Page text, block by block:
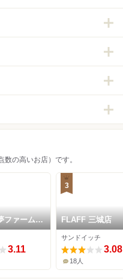
数の高いお店）です。
ファームシ
ン工房
3.11
3
FLAFF 三城店
サンドイッチ
3.08
18人